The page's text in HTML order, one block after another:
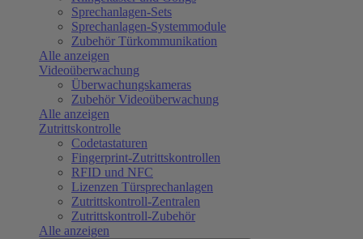
Sprechanlagen-Sets
Sprechanlagen-Systemmodule
Zubehör Türkommunikation
Alle anzeigen
Videoüberwachung
Überwachungskameras
Zubehör Videoüberwachung
Alle anzeigen
Zutrittskontrolle
Codetastaturen
Fingerprint-Zutrittskontrollen
RFID und NFC
Lizenzen Türsprechanlagen
Zutrittskontroll-Zentralen
Zutrittskontroll-Zubehör
Alle anzeigen